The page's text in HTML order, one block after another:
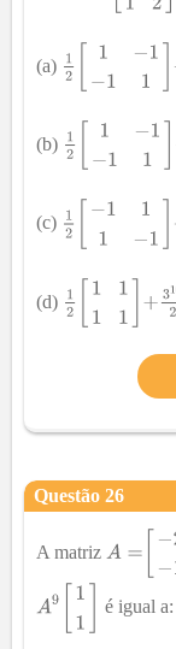
(a)
(b)
(c)
(d)
Questão 26
A matriz
é igual a: